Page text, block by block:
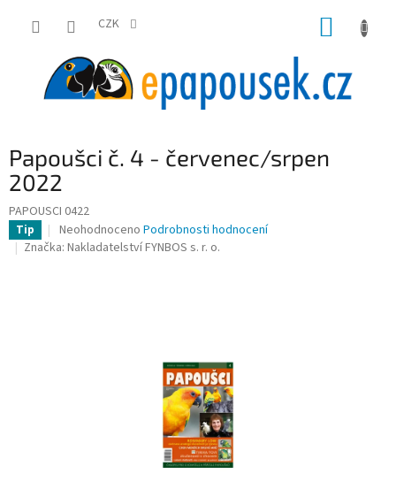
CZK
Papoušci č. 4 - červenec/srpen
2022
PAPOUSCI 0422
Tip
Průměrné
hodnocení
Neohodnoceno Podrobnosti hodnocení
Značka: Nakladatelství FYNBOS s. r. o.